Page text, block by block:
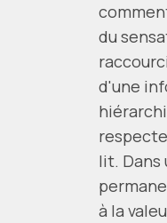
du
d'une
lit. Dans
à la